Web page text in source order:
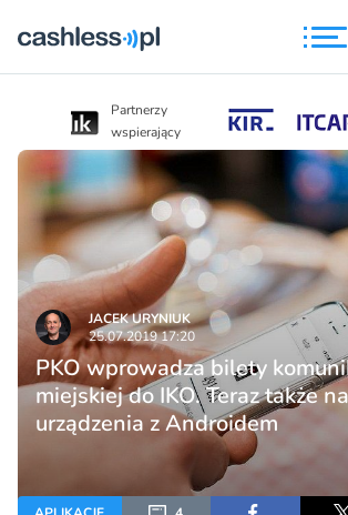
Partnerzy
wspierający
JACEK URYNIUK
25.07.2019 17:20
PKO wprowadza bilety
miejskiej do IKO. Teraz także na
urządzenia z Androidem